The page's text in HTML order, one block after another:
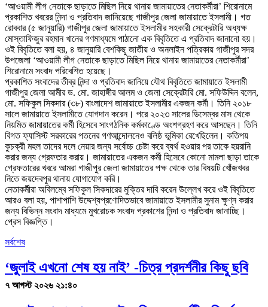
‘আওয়ামী লীগ নেতাকে ছাড়াতে মিছিল নিয়ে থানায় জামায়াতের নেতাকর্মীরা’ শিরোনামে
প্রকাশিত খবরের নিন্দা ও প্রতিবাদ জানিয়েছে গাজীপুর জেলা জামায়াতে ইসলামী। গত
রোববার (৫ জানুয়ারি) গাজীপুর জেলা জামায়াতে ইসলামীর সহকারী সেক্রেটারি অধ্যক্ষ
মোস্তাফিজুর রহমান খানের গণমাধ্যমে পাঠানো এক বিবৃতিতে এ প্রতিবাদ জানানো হয়।
ওই বিবৃতিতে বলা হয়, ৪ জানুয়ারি বেশকিছু জাতীয় ও অনলাইন পত্রিকায় গাজীপুর সদর
উপজেলা ‘আওয়ামী লীগ নেতাকে ছাড়াতে মিছিল নিয়ে থানায় জামায়াতের নেতাকর্মীরা’
শিরোনামে সংবাদ পরিবেশিত হয়েছে।
প্রকাশিত সংবাদের তীব্র নিন্দা ও প্রতিবাদ জানিয়ে যৌথ বিবৃতিতে জামায়াতে ইসলামী
গাজীপুর জেলা আমীর ড. মো. জাহাঙ্গীর আলম ও জেলা সেক্রেটারি মো. সফিউদ্দিন বলেন,
মো. সফিকুল সিকদার (৩৮) বাংলাদেশ জামায়াতে ইসলামীর একজন কর্মী। তিনি ২০১৮
সালে জামায়াতে ইসলামীতে যোগদান করেন। পরে ২০২৩ সালের ডিসেম্বর মাস থেকে
নিয়মিত জামায়াতের কর্মী হিসেবে সাংগঠনিক কর্মকাণ্ডে অংশগ্রহণ করে আসছেন। তিনি
বিগত ফ্যাসিস্ট সরকারের পতনের গণআন্দোলনেও বলিষ্ঠ ভূমিকা রেখেছিলেন। কতিপয়
কুচক্রী মহল তাদের দলে নেয়ার জন্য সর্বোচ্চ চেষ্টা করে ব্যর্থ হওয়ার পর তাকে হয়রানি
করার জন্য গ্রেফতার করায়। জামায়াতের একজন কর্মী হিসেবে কোনো মামলা ছাড়া তাকে
গ্রেফতারের খবরে আমরা গাজীপুর জেলা জামায়াতের পক্ষ থেকে তার বিষয়টি খোঁজখবর
নিতে জয়দেবপুর থানায় যোগাযোগ করি।
নেতাকর্মীরা অবিলম্বে সফিকুল সিকদারের মুক্তির দাবি করেন উল্লেখ করে ওই বিবৃতিতে
আরও বলা হয়, পাশাপাশি উদ্দেশ্যপ্রণোদিতভাবে জামায়াতে ইসলামীর সুনাম ক্ষুণ্ন করার
জন্য বিভিন্ন সংবাদ মাধ্যমে মুখরোচক সংবাদ প্রকাশের নিন্দা ও প্রতিবাদ জানাচ্ছি।
প্রেস বিজ্ঞপ্তি।
সর্বশেষ
‘জুলাই এখনো শেষ হয় নাই’ -চিত্র প্রদর্শনীর কিছু ছবি
৭ আগস্ট ২০২৬ ২১:৪০